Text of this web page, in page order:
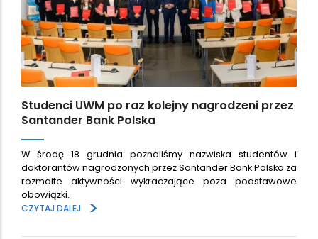
Studenci UWM po raz kolejny nagrodzeni przez
Santander Bank Polska
W środę 18 grudnia poznaliśmy nazwiska studentów i
doktorantów nagrodzonych przez Santander Bank Polska za
rozmaite aktywności wykraczające poza podstawowe
obowiązki.
CZYTAJ DALEJ
>